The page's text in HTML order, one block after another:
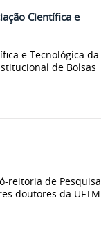
Científica e
e Tecnológica da
de Bolsas
reitoria de Pesquisa
doutores da UFTM